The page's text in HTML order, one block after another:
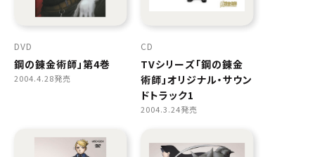
DVD
鋼の錬金術師」第4巻
2004.4.28発売
CD
TVシリーズ「鋼の錬金
術師」オリジナル・サウン
ドトラック1
2004.3.24発売